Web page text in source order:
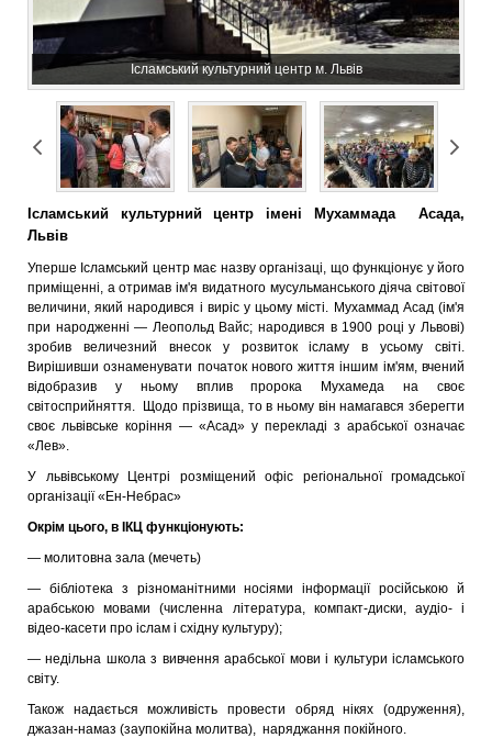
Ісламський культурний центр м. Львів
Ісламський культурний центр імені Мухаммада Асада,
Львів
Уперше Ісламський центр має назву організаці, що функціонує у його
приміщенні, а отримав ім'я видатного мусульманського діяча світової
величини, який народився і виріс у цьому місті. Мухаммад Асад (ім'я
при народженні — Леопольд Вайс; народився в 1900 році у Львові)
зробив величезний внесок у розвиток ісламу в усьому світі.
Вирішивши ознаменувати початок нового життя іншим ім'ям, вчений
відобразив у ньому вплив пророка Мухамеда на своє
світосприйняття. Щодо прізвища, то в ньому він намагався зберегти
своє львівське коріння — «Асад» у перекладі з арабської означає
«Лев».
У львівському Центрі розміщений офіс регіональної громадської
організації «Ен-Небрас»
Окрім цього, в ІКЦ функціонують:
— молитовна зала (мечеть)
— бібліотека з різноманітними носіями інформації російською й
арабською мовами (численна література, компакт-диски, аудіо- і
відео-касети про іслам і східну культуру);
— недільна школа з вивчення арабської мови і культури ісламського
світу.
Також надається можливість провести обряд нікях (одруження),
джазан-намаз (заупокійна молитва), наряджання покійного.